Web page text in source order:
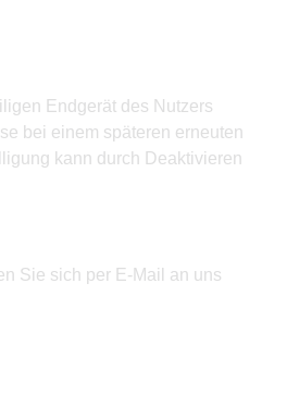
Endgerät des Nutzers
bei einem späteren erneuten
kann durch Deaktivieren
Sie sich per E-Mail an uns